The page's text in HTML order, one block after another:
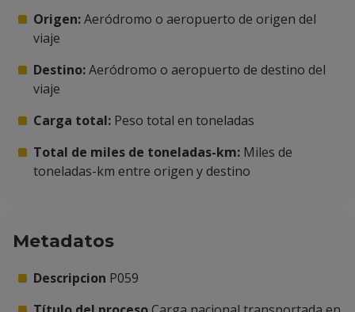
Origen:Aeródromo o aeropuerto de origen del
viaje
Destino:Aeródromo o aeropuerto de destino del
viaje
Carga total: Peso total en toneladas
Total de miles de toneladas-km: Miles de
toneladas-km entre origen y destino
Metadatos
Descripcion P059